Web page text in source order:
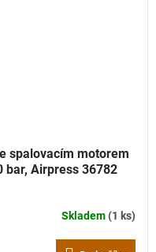
spalovacím motorem
bar, Airpress 36782
Skladem(1 ks)